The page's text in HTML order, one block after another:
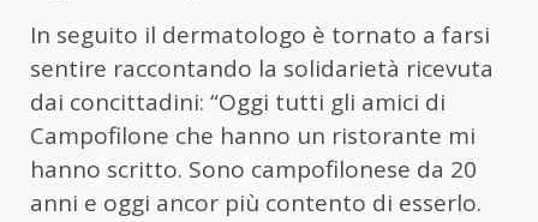
In seguito il dermatologo è tornato a farsi
sentire raccontando la solidarietà ricevuta
dai concittadini: “Oggi tutti gli amici di
Campofilone che hanno un ristorante mi
hanno scritto. Sono campofilonese da 20
anni e oggi ancor più contento di esserlo.